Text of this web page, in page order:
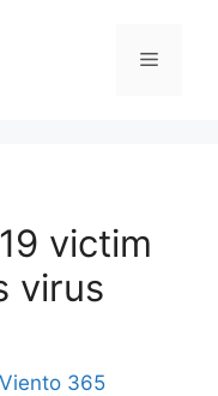
Menú
victim
virus
365